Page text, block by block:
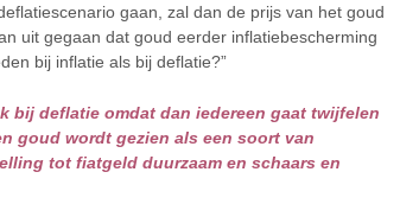
gaan, zal dan de prijs van het goud
uit gegaan dat goud eerder inflatiebescherming
bij inflatie als bij deflatie?”
bij deflatie omdat dan iedereen gaat twijfelen
goud wordt gezien als een soort van
tot fiatgeld duurzaam en schaars en